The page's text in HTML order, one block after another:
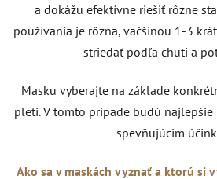
a dokážu efektívne riešiť rôzne
používania je rôzna, väčšinou 1-3
striedať podľa chuti a
Masku vyberajte na základe
pleti. V tomto prípade budú najlepšie
spevňujúcim
Ako sa v maskách vyznať a ktorú si